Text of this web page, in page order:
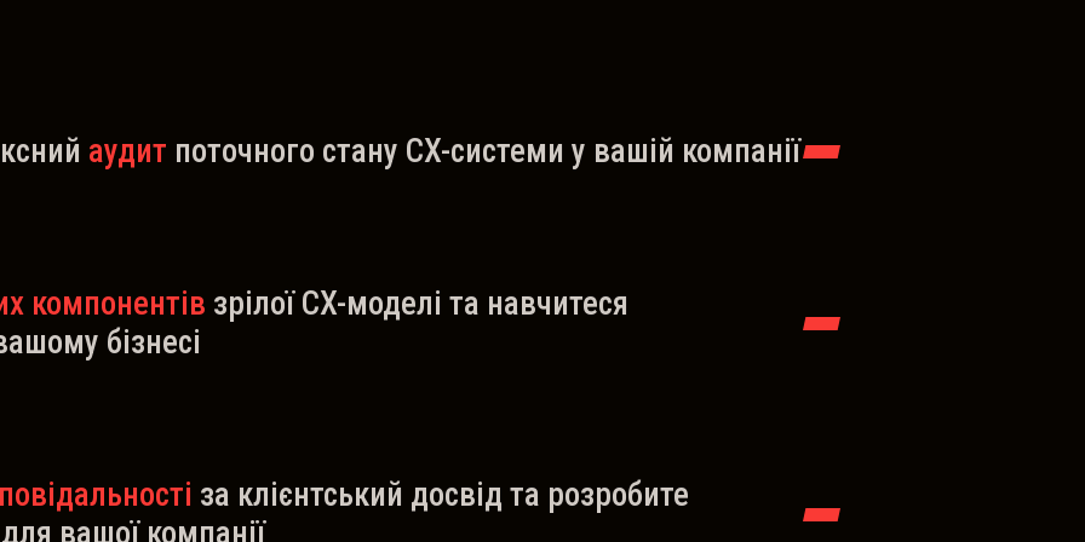
аудит поточного стану CX-системи у вашій компанії
компонентів зрілої CX-моделі та навчитеся
бізнесі
за клієнтський досвід та розробите
вашої компанії